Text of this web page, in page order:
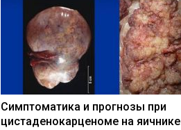
Симптоматика и прогнозы при
цистаденокарценоме на яичнике